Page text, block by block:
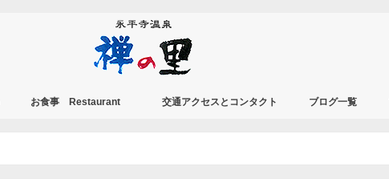
お食事 Restaurant 交通アクセスとコンタクト ブログ一覧